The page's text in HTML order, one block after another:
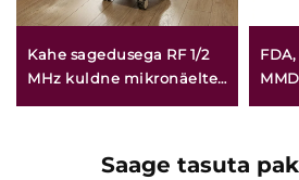
Kahe sagedusega RF 1/2
MHz kuldne mikronäelte
Saage tasuta